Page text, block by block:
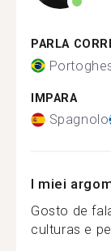
PARLA
IMPARA
Spagnolo
I miei
Gosto de
culturas e